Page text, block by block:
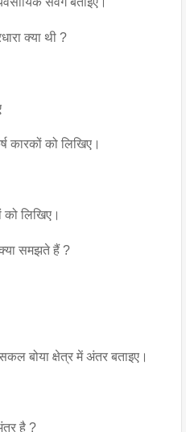
क्या थी ?
कारकों को लिखिए।
को लिखिए।
समझते हैं ?
बोया क्षेत्र में अंतर बताइए।
है ?